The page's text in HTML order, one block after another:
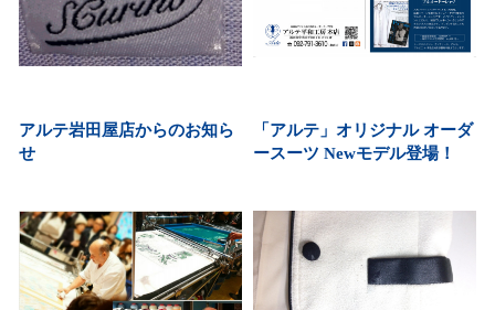
アルテ岩田屋店からのお知ら
せ
「アルテ」オリジナル オーダ
ースーツ Newモデル登場！